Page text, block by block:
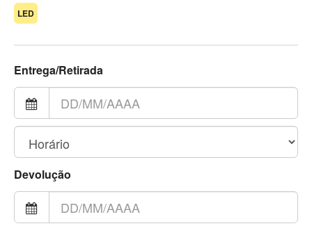
LED
Entrega/Retirada
Devolução